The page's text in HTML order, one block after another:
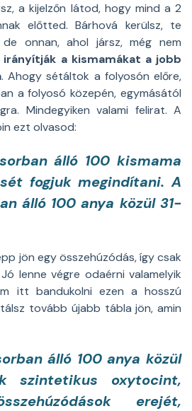
a kijelzőn látod, hogy mind a 2
előtted. Bárhová kerülsz, te
onnan, ahol jársz, még nem
irányítják a kismamákat a jobb
. Ahogy sétáltok a folyosón előre,
a folyosó közepén, egymásától
Mindegyiken valami felirat. A
ezt olvasod:
álló 100 kismama
fogjuk megindítani. A
álló 100 anya közül 31-
jön egy összehúzódás, így csak
lenne végre odaérni valamelyik
itt bandukolni ezen a hosszú
tovább újabb tábla jön, amin
álló 100 anya közül
szintetikus oxytocint,
erejét,